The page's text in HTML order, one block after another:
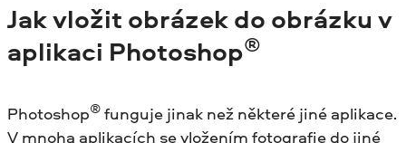
Jak vložit obrázek do obrázku v
aplikaci Photoshop®
Photoshop®funguje jinak než některé jiné aplikace.
V mnoha aplikacích se vložením fotografie do jiné